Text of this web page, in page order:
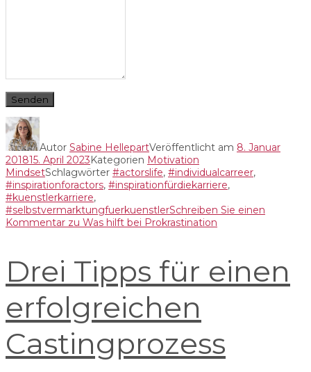
Senden
Autor Sabine HellepartVeröffentlicht am 8. Januar
201815. April 2023Kategorien Motivation
MindsetSchlagwörter #actorslife, #individualcarreer,
#inspirationforactors, #inspirationfürdiekarriere,
#kuenstlerkarriere,
#selbstvermarktungfuerkuenstlerSchreiben Sie einen
Kommentar zu Was hilft bei Prokrastination
Drei Tipps für einen
erfolgreichen
Castingprozess